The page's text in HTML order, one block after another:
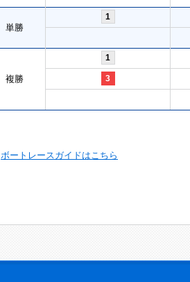
単勝
1
複勝
1
3
ボートレースガイドはこちら